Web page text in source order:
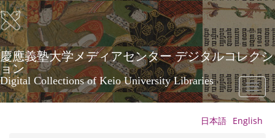
Skip
to
main
content
慶應義塾大学メディアセンター デジタルコレクシ
ョン
Digital Collections of Keio University Libraries
Toggle
日本語 English